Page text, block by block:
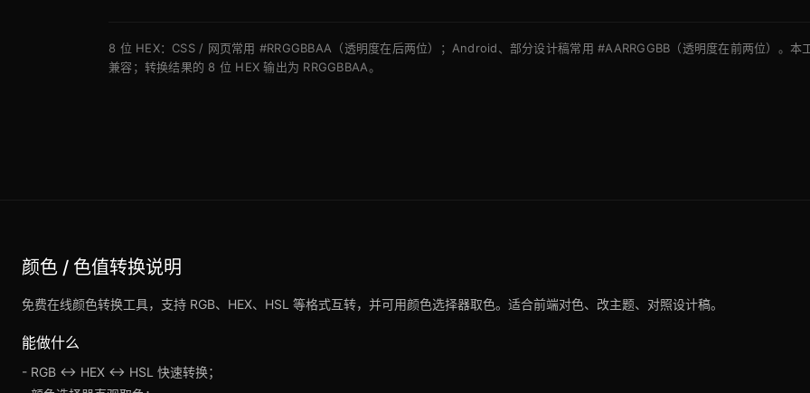
8 位 HEX：CSS / 网页常用 #RRGGBBAA（透明度在后两位）；Android、部分设计稿常用 #AARRGGBB（透明度在前两位）。本
兼容；转换结果的 8 位 HEX 输出为 RRGGBBAA。
颜色 / 色值转换说明
免费在线颜色转换工具，支持 RGB、HEX、HSL 等格式互转，并可用颜色选择器取色。适合前端对色、改主题、对照设计稿。
能做什么
- RGB ↔ HEX ↔ HSL 快速转换；